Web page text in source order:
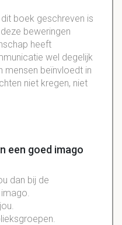
boek geschreven is
beweringen
heeft
wel degelijk
mensen beïnvloedt in
niet kregen, niet
een goed imago
dan bij de